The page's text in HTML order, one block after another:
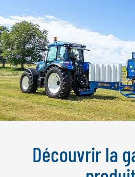
Découvrir la